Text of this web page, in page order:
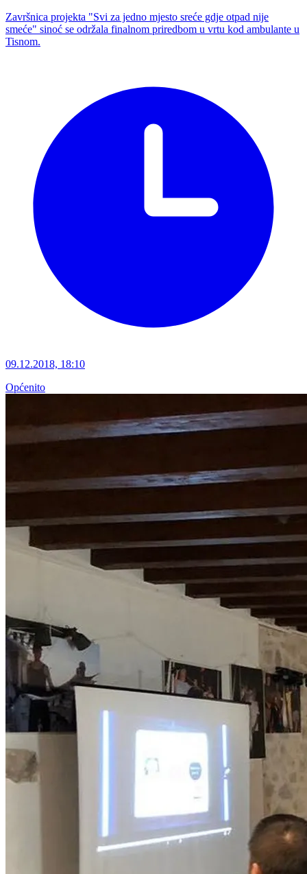
Završnica projekta "Svi za jedno mjesto sreće gdje otpad nije
smeće" sinoć se održala finalnom priredbom u vrtu kod ambulante u
Tisnom.
09.12.2018, 18:10
Općenito